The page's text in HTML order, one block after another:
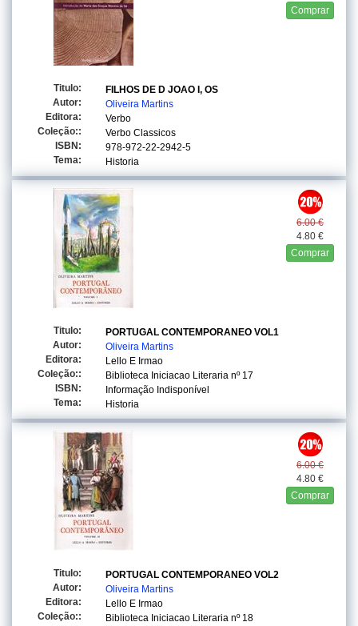
Comprar
Titulo:
FILHOS DE D JOAO I, OS
Autor:
Oliveira Martins
Editora:
Verbo
Coleção::
Verbo Classicos
ISBN:
978-972-22-2942-5
Tema:
Historia
6.00 €
4.80 €
Comprar
Titulo:
PORTUGAL CONTEMPORANEO VOL1
Autor:
Oliveira Martins
Editora:
Lello E Irmao
Coleção::
Biblioteca Iniciacao Literaria nº 17
ISBN:
Informação Indisponível
Tema:
Historia
6.00 €
4.80 €
Comprar
Titulo:
PORTUGAL CONTEMPORANEO VOL2
Autor:
Oliveira Martins
Editora:
Lello E Irmao
Coleção::
Biblioteca Iniciacao Literaria nº 18